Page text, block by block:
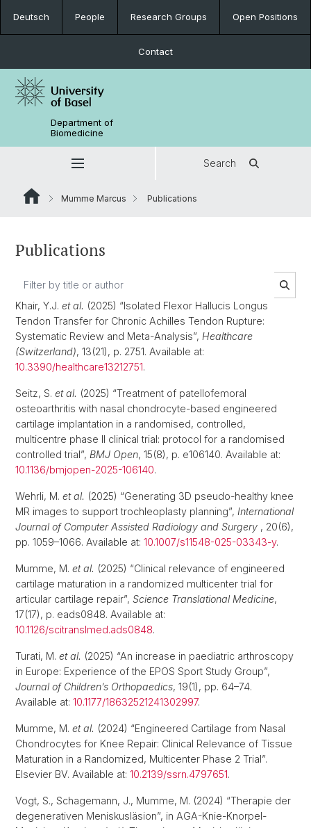
Deutsch People Research Groups Open Positions
Contact
Department of
Biomedicine
Search
Mumme Marcus Publications
Publications
Khair, Y.J. et al. (2025) “Isolated Flexor Hallucis Longus
Tendon Transfer for Chronic Achilles Tendon Rupture:
Systematic Review and Meta-Analysis”, Healthcare
(Switzerland), 13(21), p. 2751. Available at:
10.3390/healthcare13212751.
Seitz, S. et al. (2025) “Treatment of patellofemoral
osteoarthritis with nasal chondrocyte-based engineered
cartilage implantation in a randomised, controlled,
multicentre phase II clinical trial: protocol for a randomised
controlled trial”, BMJ Open, 15(8), p. e106140. Available at:
10.1136/bmjopen-2025-106140.
Wehrli, M. et al. (2025) “Generating 3D pseudo-healthy knee
MR images to support trochleoplasty planning”, International
Journal of Computer Assisted Radiology and Surgery , 20(6),
pp. 1059–1066. Available at: 10.1007/s11548-025-03343-y.
Mumme, M. et al. (2025) “Clinical relevance of engineered
cartilage maturation in a randomized multicenter trial for
articular cartilage repair”, Science Translational Medicine,
17(17), p. eads0848. Available at:
10.1126/scitranslmed.ads0848.
Turati, M. et al. (2025) “An increase in paediatric arthroscopy
in Europe: Experience of the EPOS Sport Study Group”,
Journal of Children’s Orthopaedics, 19(1), pp. 64–74.
Available at: 10.1177/18632521241302997.
Mumme, M. et al. (2024) “Engineered Cartilage from Nasal
Chondrocytes for Knee Repair: Clinical Relevance of Tissue
Maturation in a Randomized, Multicenter Phase 2 Trial”.
Elsevier BV. Available at: 10.2139/ssrn.4797651.
Vogt, S., Schagemann, J., Mumme, M. (2024) “Therapie der
degenerativen Meniskusläsion”, in AGA-Knie-Knorpel-